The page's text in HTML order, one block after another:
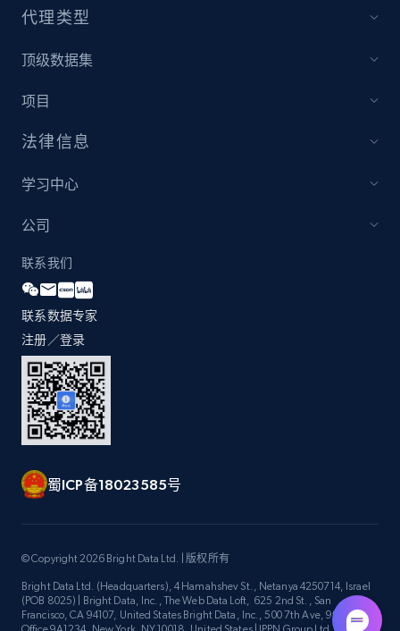
代理类型
顶级数据集
项目
法律信息
学习中心
公司
联系我们
联系数据专家
注册／登录
蜀ICP备18023585号
© Copyright 2026 Bright Data Ltd. | 版权所有
Bright Data Ltd. (Headquarters), 4 Hamahshev St., Netanya 4250714, Israel
(POB 8025) | Bright Data, Inc., The Web Data Loft, 625 2nd St., San
Francisco, CA 94107, United States Bright Data, Inc., 500 7th Ave, 9th Floor